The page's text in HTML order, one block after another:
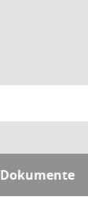
Dokumente